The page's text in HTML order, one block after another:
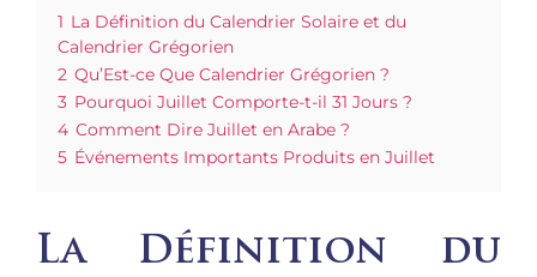
1 La Définition du Calendrier Solaire et du
Calendrier Grégorien
2 Qu’Est-ce Que Calendrier Grégorien ?
3 Pourquoi Juillet Comporte-t-il 31 Jours ?
4 Comment Dire Juillet en Arabe ?
5 Événements Importants Produits en Juillet
La Définition du